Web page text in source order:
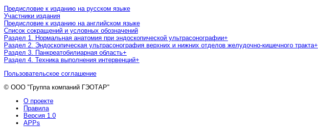
Предисловие к изданию на русском языке
Участники издания
Предисловие к изданию на английском языке
Список сокращений и условных обозначений
Раздел 1. Нормальная анатомия при эндоскопической ультрасонографии+
Раздел 2. Эндоскопическая ультрасонография верхних и нижних отделов желудочно-кишечного тракта+
Раздел 3. Панкреатобилиарная область+
Раздел 4. Техника выполнения интервенций+
Пользовательское соглашение
© ООО "Группа компаний ГЭОТАР"
О проекте
Правила
Версия 1.0
APPs